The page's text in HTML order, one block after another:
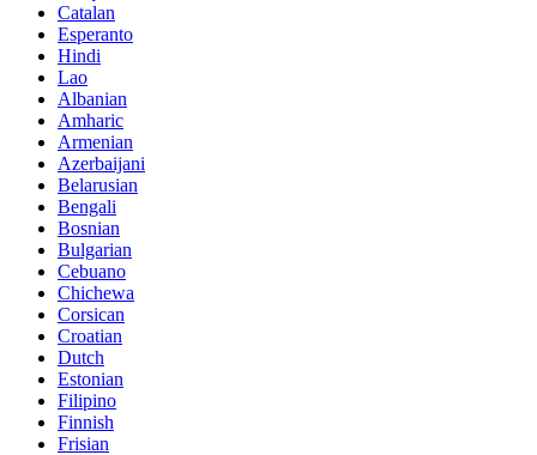
Catalan
Esperanto
Hindi
Lao
Albanian
Amharic
Armenian
Azerbaijani
Belarusian
Bengali
Bosnian
Bulgarian
Cebuano
Chichewa
Corsican
Croatian
Dutch
Estonian
Filipino
Finnish
Frisian